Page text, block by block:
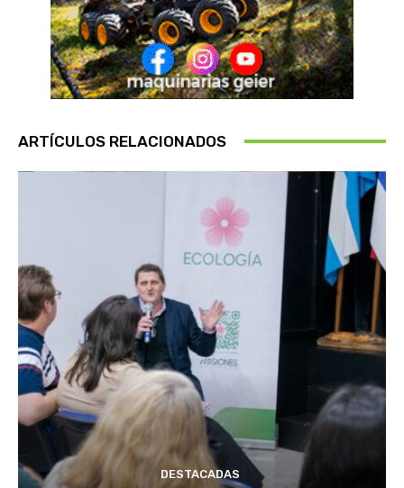
ARTÍCULOS RELACIONADOS
DESTACADAS